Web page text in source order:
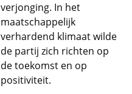
verjonging. In het
maatschappelijk
verhardend klimaat wilde
de partij zich richten op
de toekomst en op
positiviteit.